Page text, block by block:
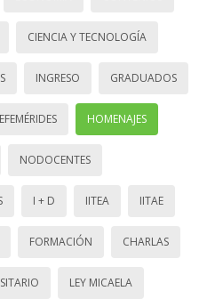
CIENCIA Y TECNOLOGÍA
INGRESO GRADUADOS
EFEMÉRIDES HOMENAJES
NODOCENTES
I + D IITEA IITAE
FORMACIÓN CHARLAS
LEY MICAELA